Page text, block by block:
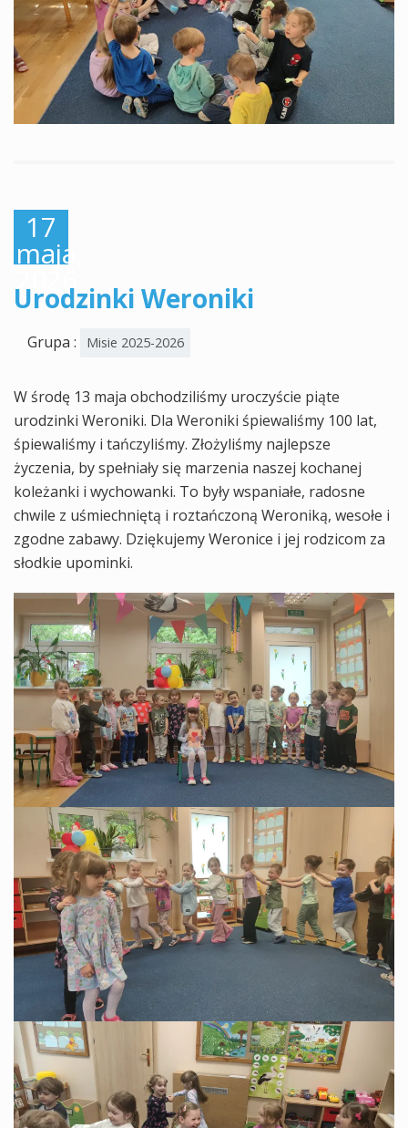
17
maja,
2026
Urodzinki Weroniki
Grupa : Misie 2025-2026
W środę 13 maja obchodziliśmy uroczyście piąte
urodzinki Weroniki. Dla Weroniki śpiewaliśmy 100 lat,
śpiewaliśmy i tańczyliśmy. Złożyliśmy najlepsze
życzenia, by spełniały się marzenia naszej kochanej
koleżanki i wychowanki. To były wspaniałe, radosne
chwile z uśmiechniętą i roztańczoną Weroniką, wesołe i
zgodne zabawy. Dziękujemy Weronice i jej rodzicom za
słodkie upominki.